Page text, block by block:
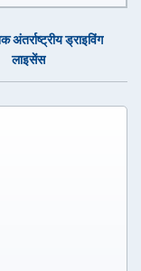
अंतर्राष्ट्रीय ड्राइविंग
लाइसेंस